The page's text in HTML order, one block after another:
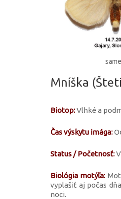
Mníška
Biotop:Vlhké a
Čas výskytu imága:
Status / Početnosť:
Biológia motýľa:
vyplašiť aj počas
noci.